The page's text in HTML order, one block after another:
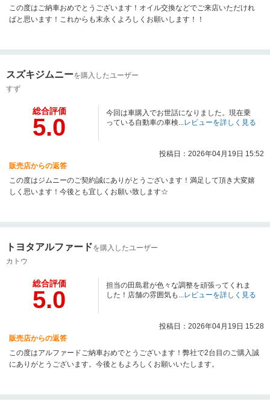
この度はご納車おめでとうございます！オイル交換などでご来店いただけれ
ばと思います！これからも末永くよろしくお願いします！！
スズキジムニーを購入したユーザー
すず
総合評価
5.0
今回は車購入でお世話になりました。現在乗
っている自動車の車検...レビューを詳しく見る
投稿日：2026年04月19日 15:52
販売店からの返答
この度はジムニーのご契約誠にありがとうございます！満足して頂き大変嬉
しく思います！今後とも宜しくお願い致します☆
トヨタアルファードを購入したユーザー
カトウ
総合評価
5.0
担当の田島君が色々な調整を頑張ってくれま
した！店舗の雰囲気も...レビューを詳しく見る
投稿日：2026年04月19日 15:28
販売店からの返答
この度はアルファードご納車おめでとうございます！弊社で2台目のご購入誠
にありがとうございます。今後ともよろしくお願いいたします。